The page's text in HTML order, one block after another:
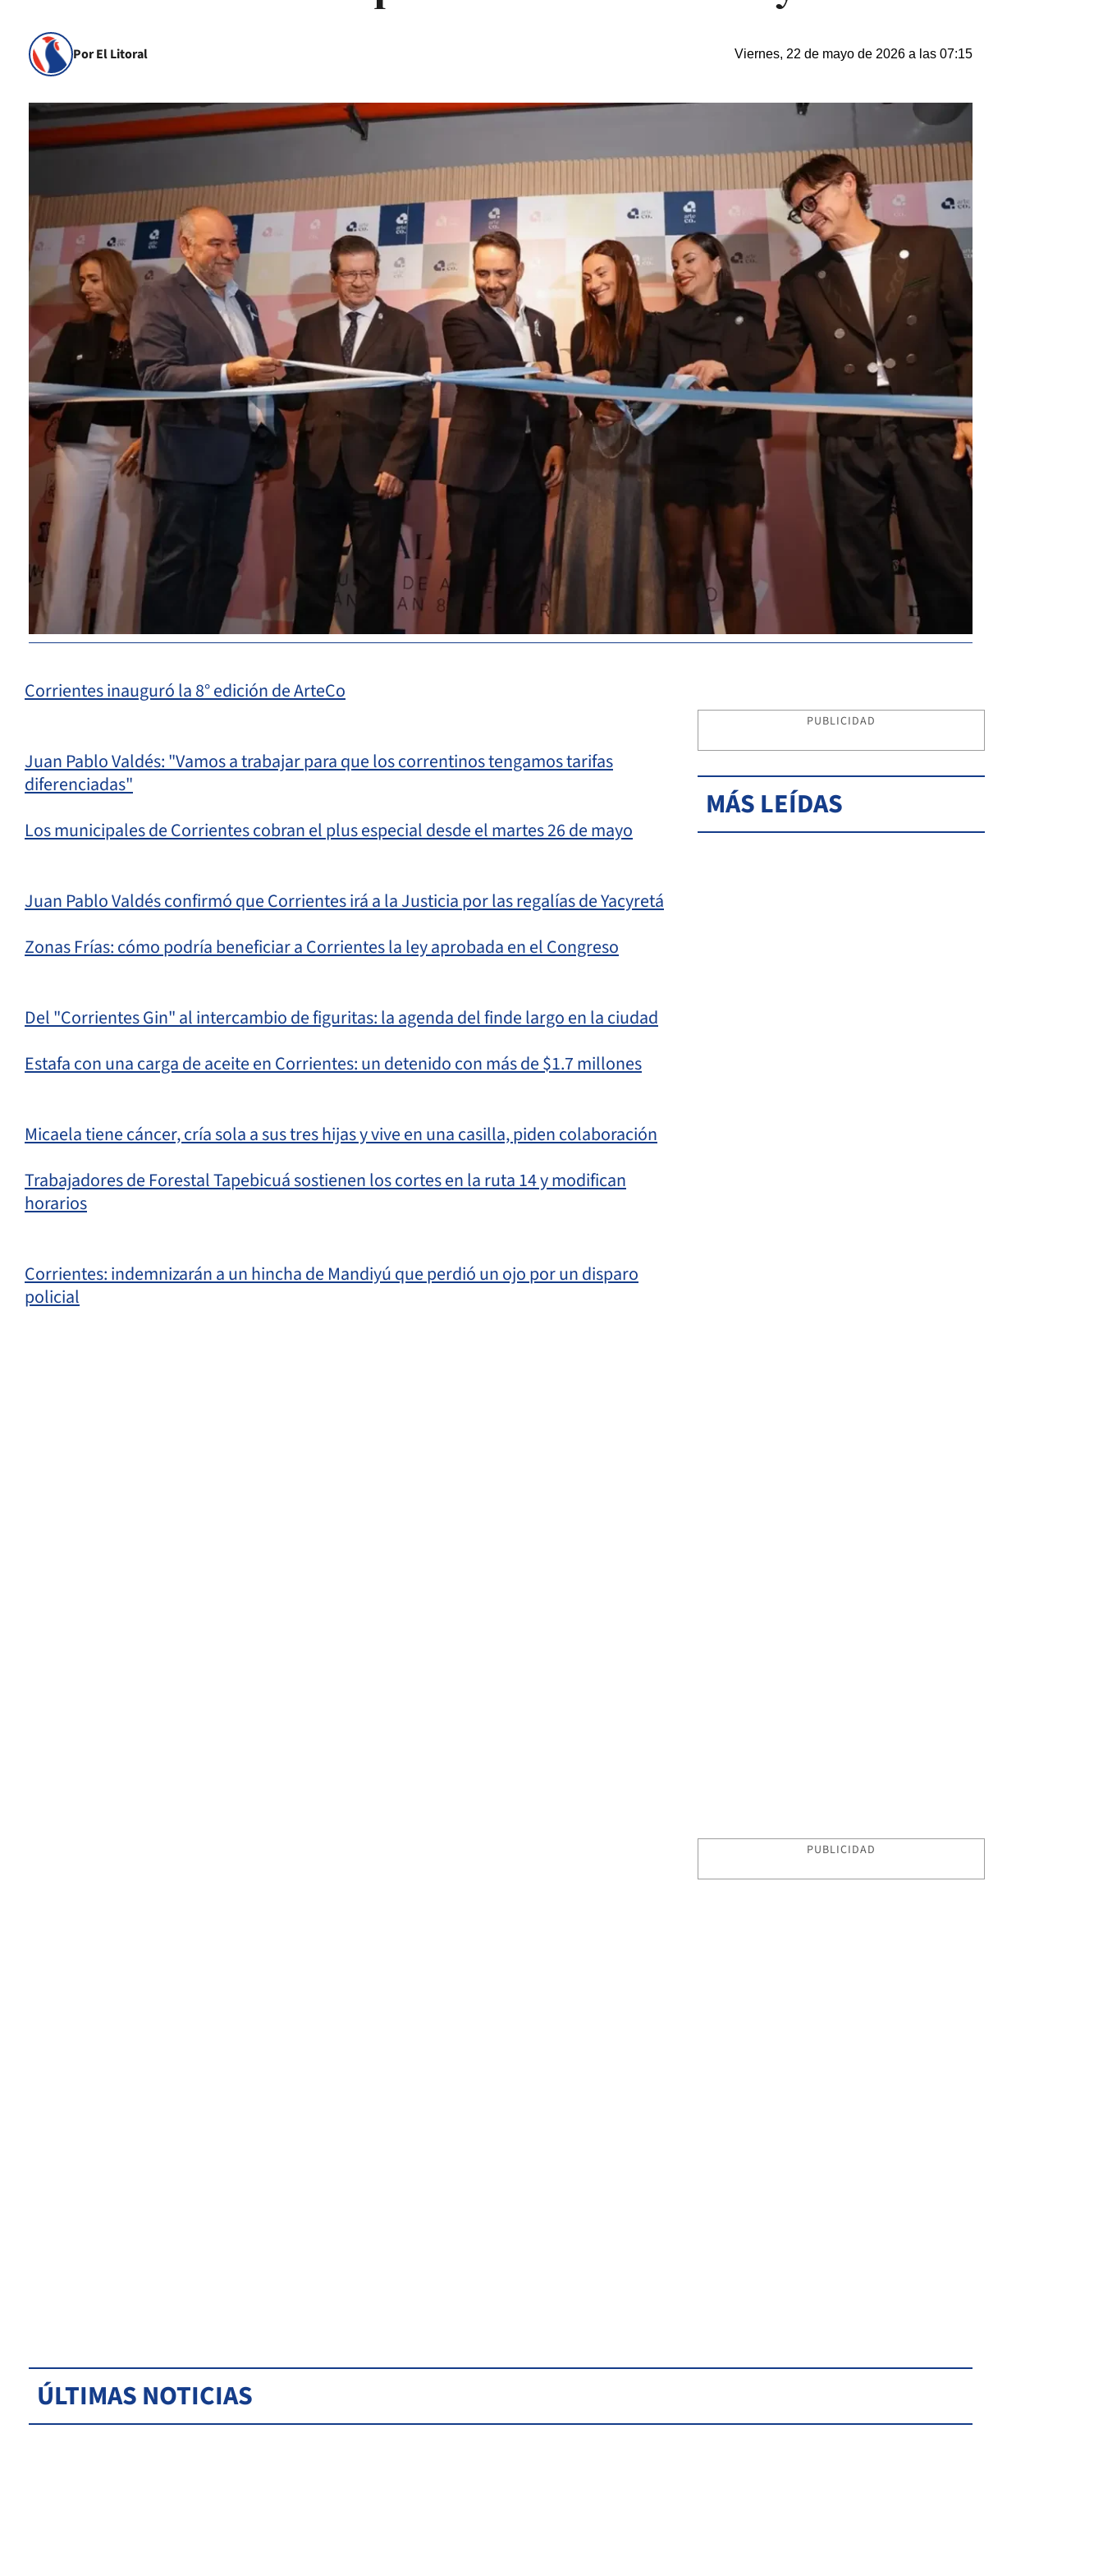
Por El Litoral Viernes, 22 de mayo de 2026 a las 07:15
Corrientes inauguró la 8° edición de ArteCo
Juan Pablo Valdés: "Vamos a trabajar para que los correntinos tengamos tarifas
diferenciadas"
Los municipales de Corrientes cobran el plus especial desde el martes 26 de mayo
Juan Pablo Valdés confirmó que Corrientes irá a la Justicia por las regalías de Yacyretá
Zonas Frías: cómo podría beneficiar a Corrientes la ley aprobada en el Congreso
Del "Corrientes Gin" al intercambio de figuritas: la agenda del finde largo en la ciudad
Estafa con una carga de aceite en Corrientes: un detenido con más de $1.7 millones
Micaela tiene cáncer, cría sola a sus tres hijas y vive en una casilla, piden colaboración
Trabajadores de Forestal Tapebicuá sostienen los cortes en la ruta 14 y modifican
horarios
Corrientes: indemnizarán a un hincha de Mandiyú que perdió un ojo por un disparo
policial
PUBLICIDAD
MÁS LEÍDAS
PUBLICIDAD
ÚLTIMAS NOTICIAS